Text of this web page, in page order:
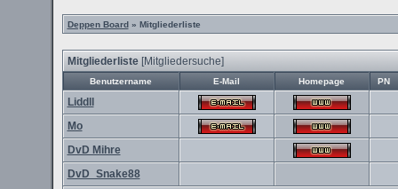
Deppen Board» Mitgliederliste
Mitgliederliste[Mitgliedersuche]
Benutzername E-Mail Homepage PN
Liddll
Mo
DvD Mihre
DvD_Snake88